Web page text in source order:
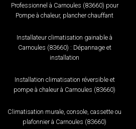
Professionnel à Carnoules (83660) pour
Pompe à chaleur, plancher chauffant
Installateur climatisation gainable à
Carnoules (83660) : Dépannage et
installation
Installation climatisation réversible et
pompe à chaleur à Carnoules (83660)
Climatisation murale, console, cassette ou
plafonnier à Carnoules (83660)